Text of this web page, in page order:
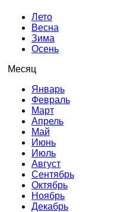
Лето
Весна
Зима
Осень
Месяц
Январь
Февраль
Март
Апрель
Май
Июнь
Июль
Август
Сентябрь
Октябрь
Ноябрь
Декабрь